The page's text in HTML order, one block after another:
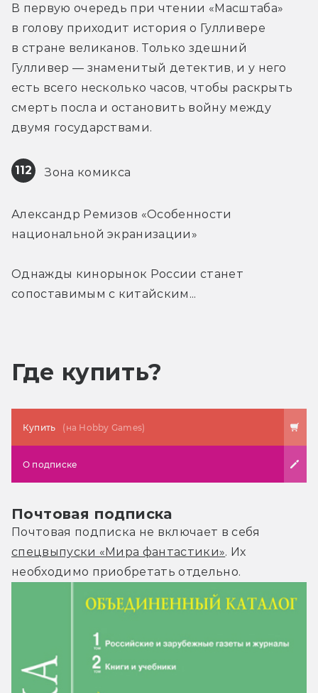
В первую очередь при чтении «Масштаба»
в голову приходит история о Гулливере
в стране великанов. Только здешний
Гулливер — знаменитый детектив, и у него
есть всего несколько часов, чтобы раскрыть
смерть посла и остановить войну между
двумя государствами.
112 Зона комикса
Александр Ремизов «Особенности
национальной экранизации»
Однажды кинорынок России станет
сопоставимым с китайским...
Где купить?
Купить (на Hobby Games)
О подписке
Почтовая подписка
Почтовая подписка не включает в себя
спецвыпуски «Мира фантастики». Их
необходимо приобретать отдельно.